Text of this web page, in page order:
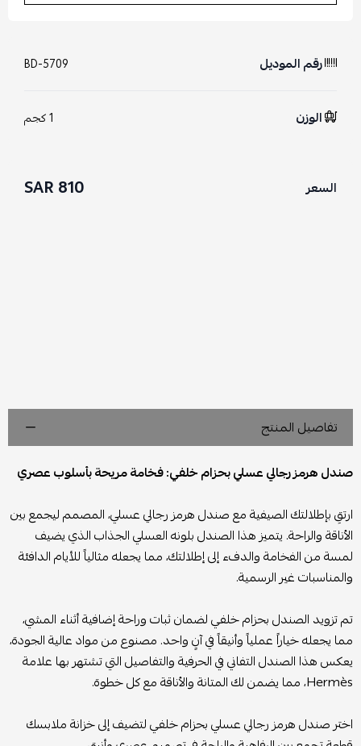
رقم الموديل BD-5709
الوزن 1 كجم
السعر 810 SAR
تفاصيل المنتج
صندل هرمز رجالي عسلي بحزام خلفي: فخامة مريحة بأسلوب عصري
ارتقِ بإطلالتك الصيفية مع صندل هرمز رجالي عسلي، المصمم ليجمع بين
الأناقة والراحة. يتميز هذا الصندل بلونه العسلي الجذاب الذي يضيف
لمسة من الفخامة والدفء إلى إطلالتك، مما يجعله مثالياً للأيام الدافئة
والمناسبات غير الرسمية.
تم تزويد الصندل بحزام خلفي لضمان ثبات وراحة إضافية أثناء المشي،
مما يجعله خياراً عملياً وأنيقاً في آنٍ واحد. مصنوع من مواد عالية الجودة،
يعكس هذا الصندل التفاني في الحرفية والتفاصيل التي تشتهر بها علامة
Hermès، مما يضمن لك المتانة والأناقة مع كل خطوة.
اختر صندل هرمز رجالي عسلي بحزام خلفي لتضيف إلى خزانة ملابسك